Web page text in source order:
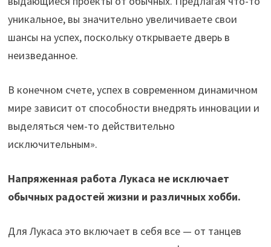
уникальное, вы значительно увеличиваете свои
шансы на успех, поскольку открываете дверь в
неизведанное.
В конечном счете, успех в современном динамичном
мире зависит от способности внедрять инновации и
выделяться чем-то действительно
исключительным».
Напряженная работа Лукаса не исключает
обычных радостей жизни и различных хобби.
Для Лукаса это включает в себя все — от танцев